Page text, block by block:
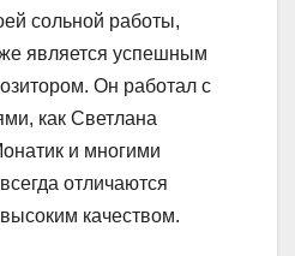
сольной работы,
является успешным
Он работал с
как Светлана
и многими
отличаются
качеством.